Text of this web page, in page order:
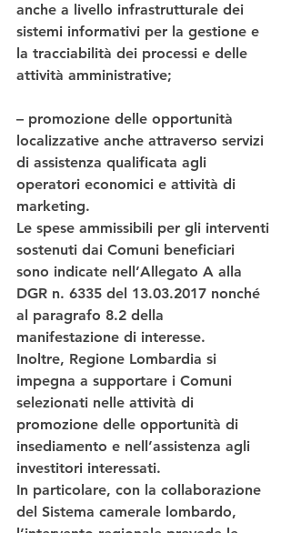
anche a livello infrastrutturale dei
sistemi informativi per la gestione e
la tracciabilità dei processi e delle
attività amministrative;
– promozione delle opportunità
localizzative anche attraverso servizi
di assistenza qualificata agli
operatori economici e attività di
marketing.
Le spese ammissibili per gli interventi
sostenuti dai Comuni beneficiari
sono indicate nell’Allegato A alla
DGR n. 6335 del 13.03.2017 nonché
al paragrafo 8.2 della
manifestazione di interesse.
Inoltre, Regione Lombardia si
impegna a supportare i Comuni
selezionati nelle attività di
promozione delle opportunità di
insediamento e nell’assistenza agli
investitori interessati.
In particolare, con la collaborazione
del Sistema camerale lombardo,